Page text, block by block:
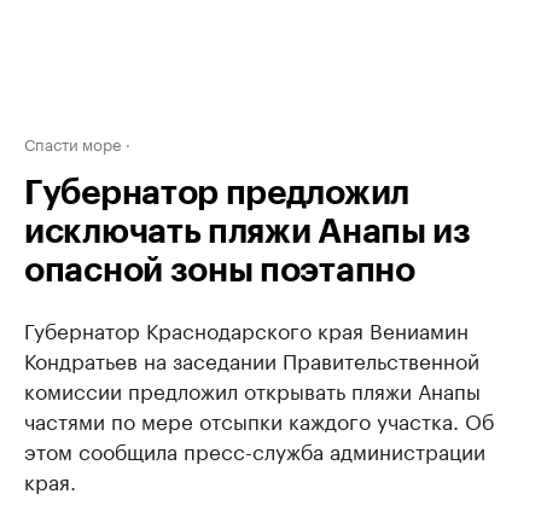
Спасти море
Губернатор предложил
исключать пляжи Анапы из
опасной зоны поэтапно
Губернатор Краснодарского края Вениамин
Кондратьев на заседании Правительственной
комиссии предложил открывать пляжи Анапы
частями по мере отсыпки каждого участка. Об
этом сообщила пресс-служба администрации
края.